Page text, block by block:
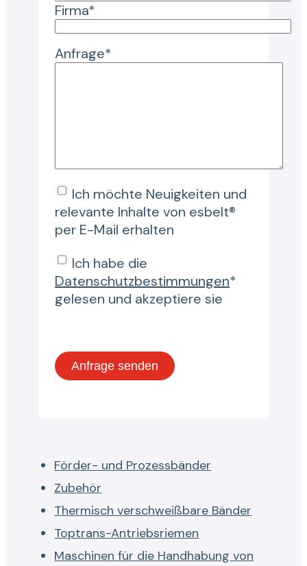
Firma*
Anfrage*
Ich möchte Neuigkeiten und
relevante Inhalte von esbelt®
per E-Mail erhalten
Ich habe die
Datenschutzbestimmungen*
gelesen und akzeptiere sie
Förder- und Prozessbänder
Zubehör
Thermisch verschweißbare Bänder
Toptrans-Antriebsriemen
Maschinen für die Handhabung von